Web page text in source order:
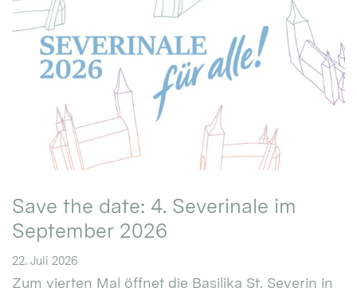
Save the date: 4. Severinale im
September 2026
22. Juli 2026
Zum vierten Mal öffnet die Basilika St. Severin in